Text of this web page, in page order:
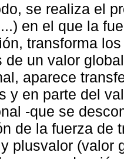
se realiza el
...) en el que la
transforma
de un valor
aparece
y en parte del
-que se
de la fuerza de
plusvalor (valor